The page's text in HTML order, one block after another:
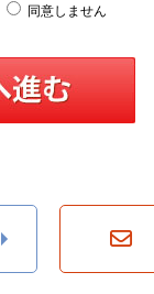
同意しません